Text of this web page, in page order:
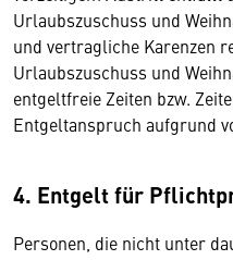
Urlaubszuschuss und
und vertragliche Karenzen
Urlaubszuschuss und
entgeltfreie Zeiten bzw.
Entgeltanspruch aufgrund
4. Entgelt für
Personen, die nicht unter